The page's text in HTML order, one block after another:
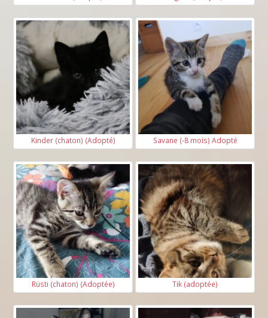
Kinder (chaton) (Adopté) Savane (-8 mois) Adopté
Rüsti (chaton) (Adoptée) Tik (adoptée)